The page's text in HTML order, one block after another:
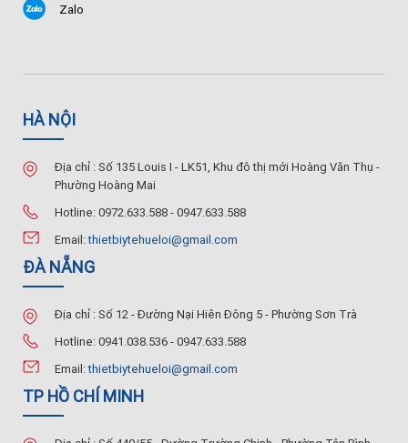
Zalo
HÀ NỘI
Địa chỉ : Số 135 Louis I - LK51, Khu đô thị mới Hoàng Văn Thụ -
Phường Hoàng Mai
Hotline: 0972.633.588 - 0947.633.588
Email:thietbiytehueloi@gmail.com
ĐÀ NẴNG
Địa chỉ : Số 12 - Đường Nại Hiên Đông 5 - Phường Sơn Trà
Hotline: 0941.038.536 - 0947.633.588
Email:thietbiytehueloi@gmail.com
TP HỒ CHÍ MINH